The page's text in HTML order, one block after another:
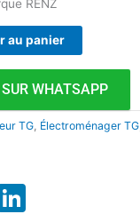
RENZ
au panier
WHATSAPP
TG Électroménager TG